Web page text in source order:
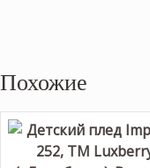
Похожие